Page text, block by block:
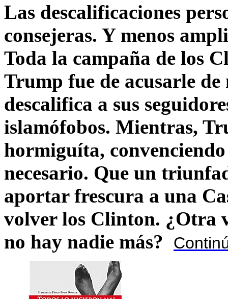
Las descalificaciones
consejeras. Y menos
Toda la campaña de los
Trump fue de acusarle
descalifica a sus
islamófobos. Mientras,
hormiguíta,
necesario. Que un
aportar frescura a una
volver los Clinton. ¿Otra
no hay nadie más?